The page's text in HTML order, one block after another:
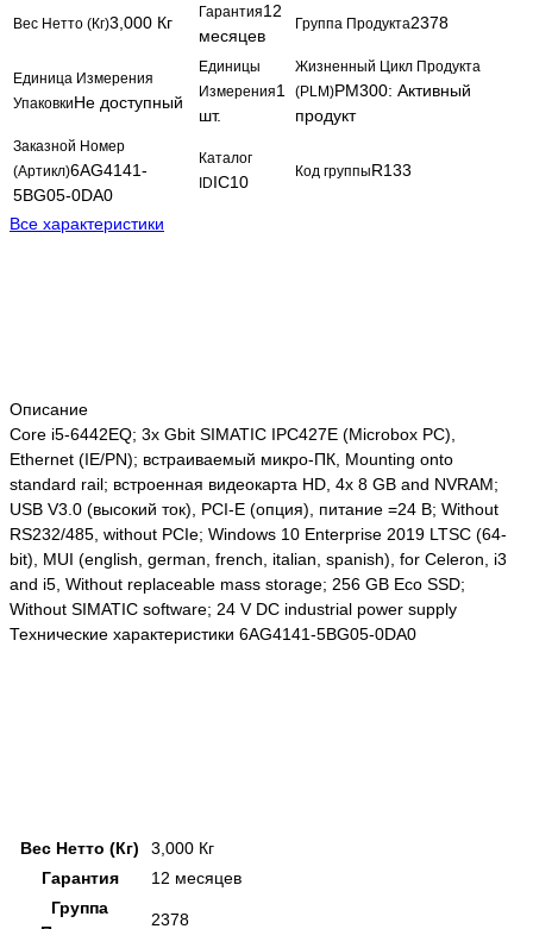
Вес Нетто (Кг)3,000 Кг
Гарантия12
месяцев
Группа Продукта2378
Единица Измерения
УпаковкиНе доступный
Единицы
Измерения1
шт.
Жизненный Цикл Продукта
(PLM)PM300: Активный
продукт
Заказной Номер
(Артикл)6AG4141-
5BG05-0DA0
Каталог
IDIC10
Код группыR133
Все характеристики
Описание
Core i5-6442EQ; 3x Gbit SIMATIC IPC427E (Microbox PC),
Ethernet (IE/PN); встраиваемый микро-ПК, Mounting onto
standard rail; встроенная видеокарта HD, 4x 8 GB and NVRAM;
USB V3.0 (высокий ток), PCI-E (опция), питание =24 В; Without
RS232/485, without PCIe; Windows 10 Enterprise 2019 LTSC (64-
bit), MUI (english, german, french, italian, spanish), for Celeron, i3
and i5, Without replaceable mass storage; 256 GB Eco SSD;
Without SIMATIC software; 24 V DC industrial power supply
Технические характеристики 6AG4141-5BG05-0DA0
Вес Нетто (Кг)
3,000 Кг
Гарантия
12 месяцев
Группа
2378